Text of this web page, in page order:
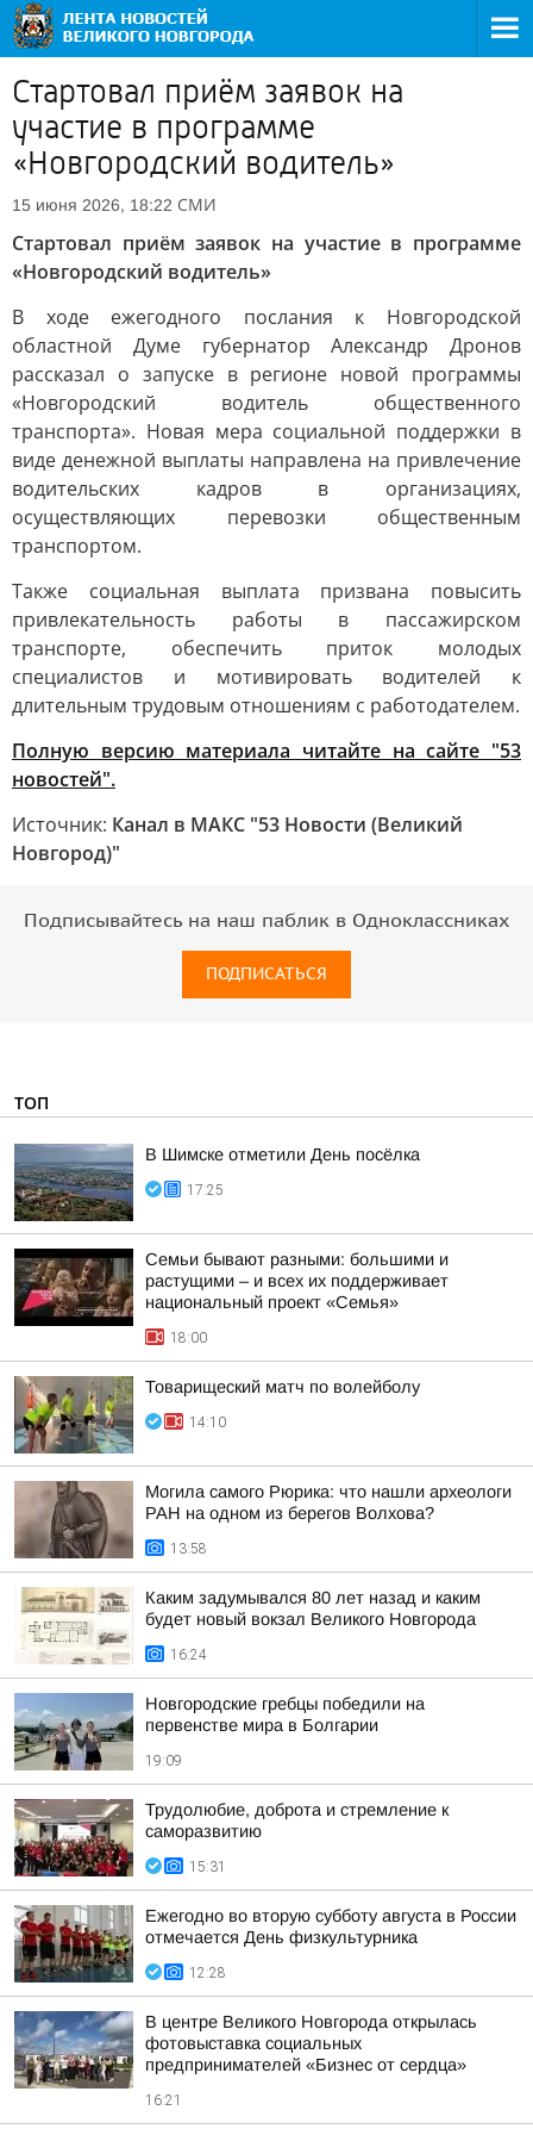
Стартовал приём заявок на
участие в программе
«Новгородский водитель»
15 июня 2026, 18:22 СМИ
Стартовал приём заявок на участие в программе
«Новгородский водитель»
В ходе ежегодного послания к Новгородской
областной Думе губернатор Александр Дронов
рассказал о запуске в регионе новой программы
«Новгородский водитель общественного
транспорта». Новая мера социальной поддержки в
виде денежной выплаты направлена на привлечение
водительских кадров в организациях,
осуществляющих перевозки общественным
транспортом.
Также социальная выплата призвана повысить
привлекательность работы в пассажирском
транспорте, обеспечить приток молодых
специалистов и мотивировать водителей к
длительным трудовым отношениям с работодателем.
Полную версию материала читайте на сайте "53
новостей".
Источник: Канал в МАКС "53 Новости (Великий
Новгород)"
Подписывайтесь на наш паблик в Одноклассниках
ПОДПИСАТЬСЯ
ТОП
В Шимске отметили День посёлка
17:25
Семьи бывают разными: большими и
растущими – и всех их поддерживает
национальный проект «Семья»
18:00
Товарищеский матч по волейболу
14:10
Могила самого Рюрика: что нашли археологи
РАН на одном из берегов Волхова?
13:58
Каким задумывался 80 лет назад и каким
будет новый вокзал Великого Новгорода
16:24
Новгородские гребцы победили на
первенстве мира в Болгарии
19:09
Трудолюбие, доброта и стремление к
саморазвитию
15:31
Ежегодно во вторую субботу августа в России
отмечается День физкультурника
12:28
В центре Великого Новгорода открылась
фотовыставка социальных
предпринимателей «Бизнес от сердца»
16:21